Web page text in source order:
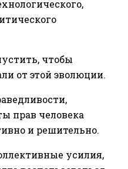
чтобы
от этой эволюции.
прав человека
и решительно.
усилия,